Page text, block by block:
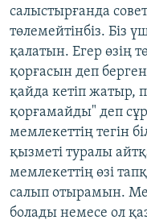
салыстырғанда
төлемейтінбіз. Біз
қалатын. Егер өзің
қорғасын деп
қайда кетіп жатыр,
қорғамайды" деп
мемлекеттің тегін
қызметі туралы
мемлекеттің өзі
салып отырамын.
болады немесе ол